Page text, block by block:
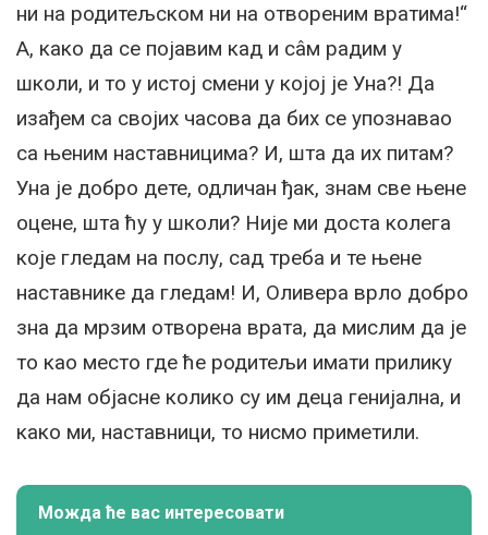
ни на родитељском ни на отвореним вратима!“
А, како да се појавим кад и сâм радим у
школи, и то у истој смени у којој је Уна?! Да
изађем са својих часова да бих се упознавао
са њеним наставницима? И, шта да их питам?
Уна је добро дете, одличан ђак, знам све њене
оцене, шта ћу у школи? Није ми доста колега
које гледам на послу, сад треба и те њене
наставнике да гледам! И, Оливера врло добро
зна да мрзим отворена врата, да мислим да је
то као место где ће родитељи имати прилику
да нам објасне колико су им деца генијална, и
како ми, наставници, то нисмо приметили.
Можда ће вас интересовати